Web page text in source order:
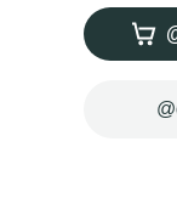
TOP：ベルガモ
BASE：ベチパー